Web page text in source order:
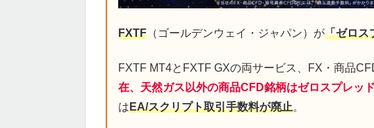
FXTF （ゴールデンウェイ・ジャパン）が「ゼロス
FXTF MT4とFXTF GXの両サービス、FX・商品
在、天然ガス以外の商品CFD銘柄はゼロスプレッ
はEA/スクリプト取引手数料が廃止。